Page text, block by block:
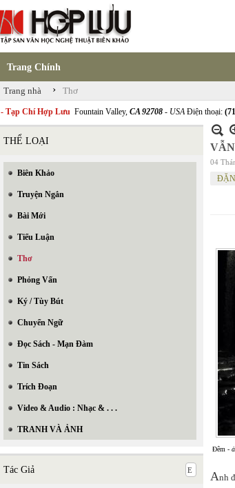
Trang Chính
Trang nhà › Thơ
- Tạp Chí Hợp Lưu Fountain Valley, CA 92708 - USAĐiện thoại:
THỂ LOẠI
Biên Khảo
Truyện Ngắn
Bài Mới
Tiểu Luận
Thơ
Phỏng Vấn
Ký / Tùy Bút
Chuyển Ngữ
Đọc Sách - Mạn Đàm
Tin Sách
Trích Đoạn
Video & Audio : Nhạc & . . .
TRANH VÀ ẢNH
Tác Giả
04
Đêm -
Anh